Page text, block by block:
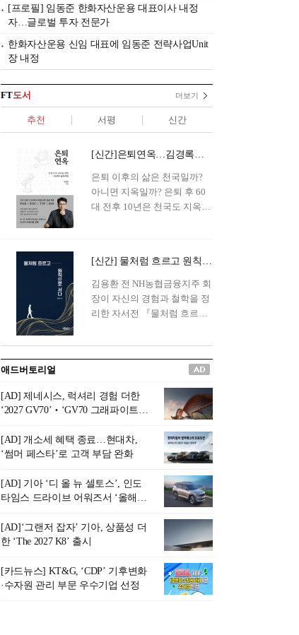
[프로필] 임동준 한화자산운용 대표이사 내정
자…글로벌 투자 전문가
한화자산운용 신임 대표에 임동준 전략사업Unit
장 내정
FT도서 더보기
추천 서평 신간
[신간]은퇴연옥…김경록의 은퇴 후 삶의 나침반
은퇴 이후의 삶은 천국일까?
아니면 지옥일까? 은퇴 후 60
대 전후 10년은 천국도 지옥도
은퇴 설계를 가이드해 온 김경
록 옵투스자산운용의 고문이
신간 『은퇴연옥』을 내놓았
다.단테는 지옥을 '모든 희망을
록 고문은 새로운 시각을 제시
0년의 과도기는 지옥이 아니라
정화와 성장의 공간인 ‘은퇴연
옥(Purgatory)’이라는 것이다.
연옥은 고통스럽지만 끝이 있
으며, 준비를 통해 천국으로 나
아갈 수 있는 희망의 장소라고
말한
[신간] 물처럼 흐르고 원칙으로 서다…김용환의 통찰을 담다
김용환 전 NH농협금융지주 회
장이 자신의 경험과 철학을 정
리한 자서전 『물처럼 흐르고
통 관료 출신으로 한국 금융의
주요 변곡점마다 중요한 역할
을 하고 금융 경영인으로서 큰
족적을 남긴 김 전 회장이 후배
세대에게 전하는 삶의 조언을
담은 인생 노트다.『물처럼 흐
르고 원칙으로 서다』는 단순
한 자서전을 넘어, 실패를 두려
워하지 않는 용기와 자신에 대
한 믿음이 어떻게 삶을 풍요롭
게 만드는지를 보여주는 지혜
의 보고로 평가된다.김용환 전
회장은 “인생의 목표가 크더라
도 조급해하지 말고 작은 것부
터 하나 하나 성취해 나가
라”고 조언한다. 뼈아픈 실패
조차 성공의 뼈대가 된다는 긍
애드버토리얼
[AD] 제네시스, 럭셔리 경험 더한
‘2027 GV70’‧‘GV70 그래파이트’
[AD] 개소세 혜택 종료…현대차,
‘썸머 페스타’로 고객 부담 완화
[AD] 기아 ‘디 올 뉴 셀토스’, 인도
타임스 드라이브 어워즈서 ‘올해의
[AD]‘그랜저 잡자’ 기아, 상품성 더
한 ‘The 2027 K8’ 출시
[카드뉴스] KT&G, ‘CDP’ 기후변화
·수자원 관리 부문 우수기업 선정